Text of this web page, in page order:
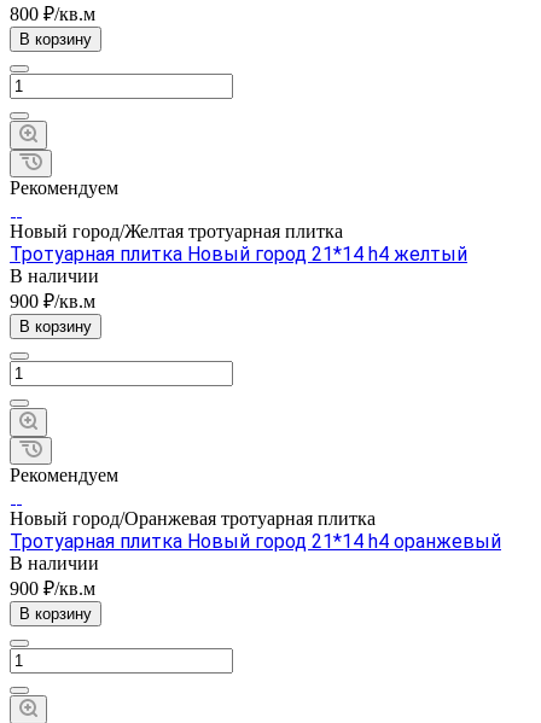
800 ₽/кв.м
В корзину
Рекомендуем
Новый город/Желтая тротуарная плитка
Тротуарная плитка Новый город 21*14 h4 желтый
В наличии
900 ₽/кв.м
В корзину
Рекомендуем
Новый город/Оранжевая тротуарная плитка
Тротуарная плитка Новый город 21*14 h4 оранжевый
В наличии
900 ₽/кв.м
В корзину